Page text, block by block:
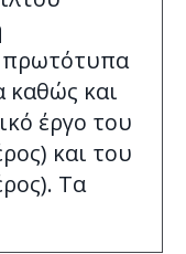
πρωτότυπα
καθώς και
έργο του
και του
Τα